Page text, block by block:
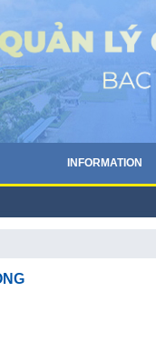
INFORMATION